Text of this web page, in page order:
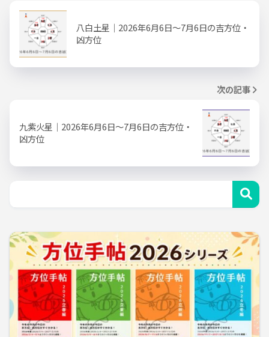
八白土星｜2026年6月6日～7月6日の吉方位・
凶方位
次の記事
九紫火星｜2026年6月6日～7月6日の吉方位・
凶方位